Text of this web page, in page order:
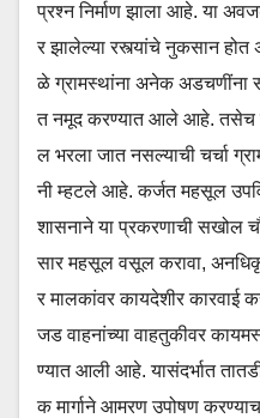
प्रश्न निर्माण झाला आहे. या
र झालेल्या रस्त्यांचे नुकसान
ळे ग्रामस्थांना अनेक अडचणींना
त नमूद करण्यात आले आहे. तसेच
ल भरला जात नसल्याची चर्चा
नी म्हटले आहे. कर्जत महसूल
शासनाने या प्रकरणाची सखोल
सार महसूल वसूल करावा,
र मालकांवर कायदेशीर कारवाई
जड वाहनांच्या वाहतुकीवर
ण्यात आली आहे. यासंदर्भात
क मार्गाने आमरण उपोषण